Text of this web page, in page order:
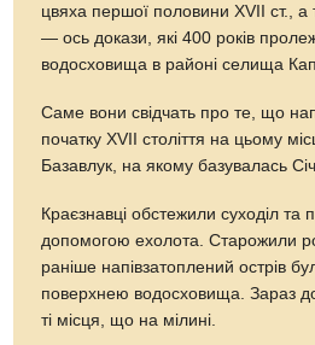
цвяха першої половини XVII ст., а
— ось докази, які 400 років
водосховища в районі селища
Саме вони свідчать про те, що
початку XVII століття на цьому
Базавлук, на якому базувалась Січ.
Краєзнавці обстежили суходіл та
допомогою ехолота. Старожили
раніше напівзатоплений острів
поверхнею водосховища. Зараз
ті місця, що на мілині.